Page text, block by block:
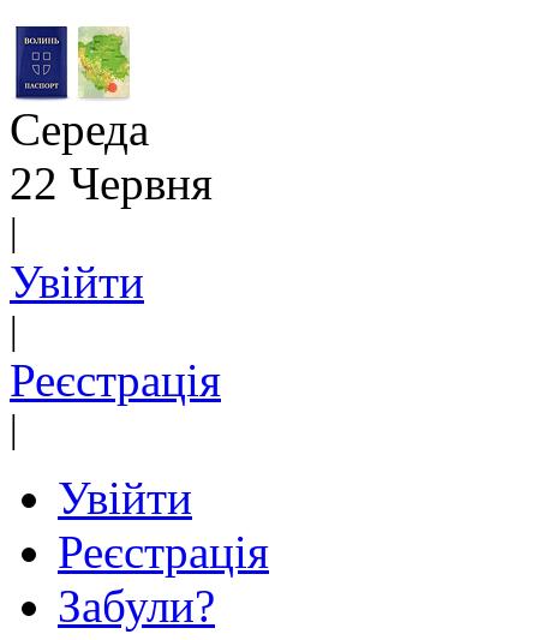
Середа
22 Червня
|
Увійти
|
Реєстрація
|
Увійти
Реєстрація
Забули?